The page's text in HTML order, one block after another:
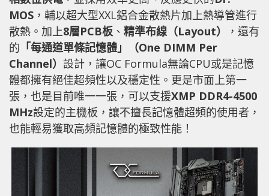
MOS ，輔以超大型XXL鋁合金散熱片加上熱導管進行
散熱。加上8層PCB板 、 精準布線（Layout）
，還有
的 「每通道單條記憶體」（One DIMM Per
Channel） 設計，讓OC Formula無論CPU或是記憶
體都擁有絕佳超頻性以及穩定性。更是市面上第一
張，也是目前唯一一張，可以支援XMP DDR4-4500
MHz設定的主機板，讓不擅長記憶體超頻的使用者，
也能輕易獲取高頻記憶體的極致性能！